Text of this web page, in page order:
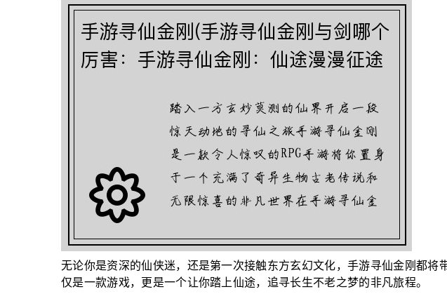
无论你是资深的仙侠迷，还是第一次接触东方玄幻文化，手游寻仙金刚都将
仅是一款游戏，更是一个让你踏上仙途，追寻长生不老之梦的非凡旅程。